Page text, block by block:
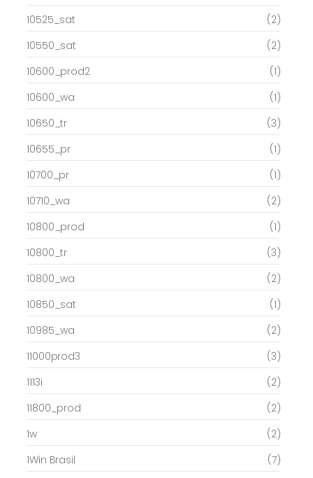
10525_sat
(2)
10550_sat
(2)
10600_prod2
(1)
10600_wa
(1)
10650_tr
(3)
10655_pr
(1)
10700_pr
(1)
10710_wa
(2)
10800_prod
(1)
10800_tr
(3)
10800_wa
(2)
10850_sat
(1)
10985_wa
(2)
11000prod3
(3)
1113i
(2)
11800_prod
(2)
1w
(2)
1Win Brasil
(7)